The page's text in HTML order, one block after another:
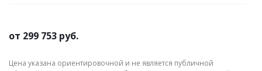
от 299 753 руб.
Цена указана ориентировочной и не является публичной